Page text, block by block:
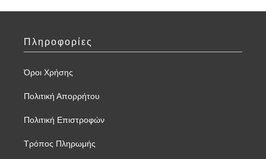
Πληροφορίες
Όροι Χρήσης
Πολιτική Απορρήτου
Πολιτική Επιστροφών
Τρόπος Πληρωμής